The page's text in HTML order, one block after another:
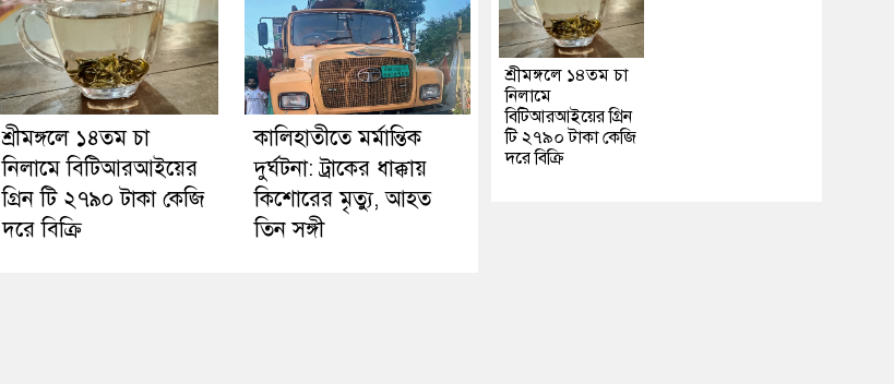
শ্রীমঙ্গলে ১৪তম চা
নিলামে বিটিআরআইয়ের
গ্রিন টি ২৭৯০ টাকা কেজি
দরে বিক্রি
কালিহাতীতে মর্মান্তিক
দুর্ঘটনা: ট্রাকের ধাক্কায়
কিশোরের মৃত্যু, আহত
তিন সঙ্গী
শ্রীমঙ্গলে ১৪তম চা
নিলামে
বিটিআরআইয়ের গ্রিন
টি ২৭৯০ টাকা কেজি
দরে বিক্রি